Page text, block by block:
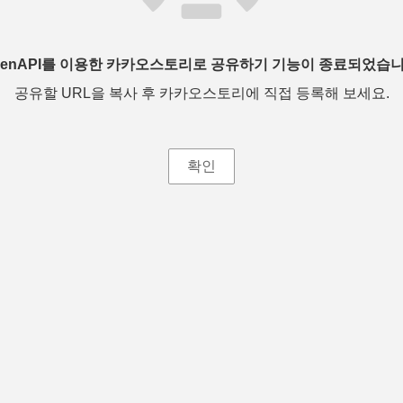
를 이용한 카카오스토리로 공유하기 기능이 종료되었습
공유할 URL을 복사 후 카카오스토리에 직접 등록해 보세요.
확인